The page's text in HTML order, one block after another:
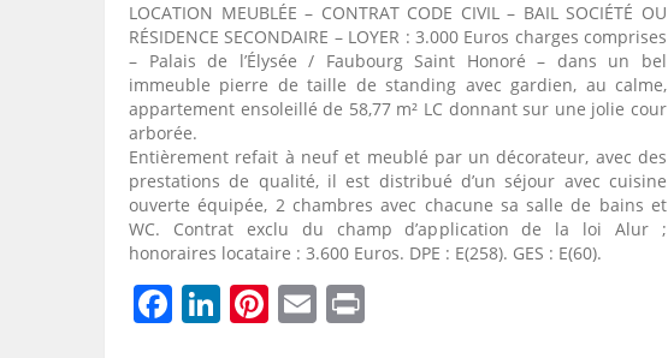
LOCATION MEUBLÉE – CONTRAT CODE CIVIL – BAIL SOCIÉTÉ OU
RÉSIDENCE SECONDAIRE – LOYER : 3.000 Euros charges comprises
– Palais de l’Élysée / Faubourg Saint Honoré – dans un bel
immeuble pierre de taille de standing avec gardien, au calme,
appartement ensoleillé de 58,77 m² LC donnant sur une jolie cour
arborée.
Entièrement refait à neuf et meublé par un décorateur, avec des
prestations de qualité, il est distribué d’un séjour avec cuisine
ouverte équipée, 2 chambres avec chacune sa salle de bains et
WC. Contrat exclu du champ d’application de la loi Alur ;
honoraires locataire : 3.600 Euros. DPE : E(258). GES : E(60).
Facebook
LinkedIn
Pinterest
Email